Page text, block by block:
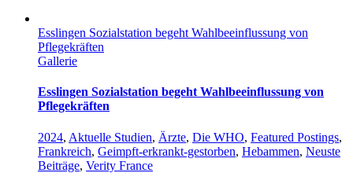
Esslingen Sozialstation begeht Wahlbeeinflussung von
Pflegekräften
Gallerie
Esslingen Sozialstation begeht Wahlbeeinflussung von
Pflegekräften
2024, Aktuelle Studien, Ärzte, Die WHO, Featured Postings,
Frankreich, Geimpft-erkrankt-gestorben, Hebammen, Neuste
Beiträge, Verity France